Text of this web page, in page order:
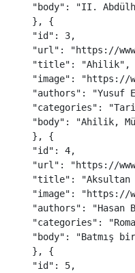
"body" : "II.
},
{
"id " : 3,
"url " : "https://
"title" : "Ahilik" ,
"image" : "https://
"authors" : "Yusuf
"categories" : "
"body" : "Ahilik,
},
{
"id " : 4,
"url " : "https://
"title" : "Aksultan
"image" : "https://
"authors" : "
"categories" : "
"body" : "Batmış
},
{
"id " : 5,